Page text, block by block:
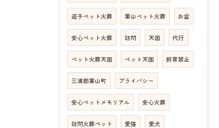
逗子ペット火葬 葉山ペット火葬 お盆
安心ペット火葬 訪問 天国 代行
ペット火葬天国 ペット天国 飼育禁止
三浦郡葉山町 プライバシー
安心ペットメモリアル 安心火葬
訪問火葬ペット 愛猫 愛犬